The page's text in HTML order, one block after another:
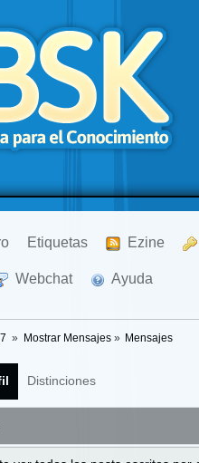
Etiquetas Ezine
Webchat Ayuda
» Mostrar Mensajes» Mensajes
Distinciones